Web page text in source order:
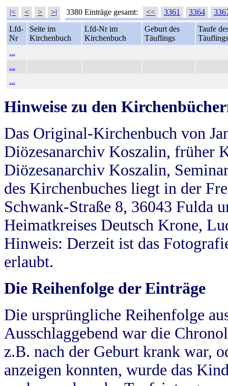
|< < > >| 3380 Einträge gesamt: << 3361 3364
Lfd-
Nr
Seite im
Kirchenbuch
Lfd-Nr im
Kirchenbuch
Geburt des
Täuflings
Taufe
Täuflings
...
...
...
Hinweise zu den
Das Original-Kirchenbuch von
Diözesanarchiv Koszalin, früher
Diözesanarchiv Koszalin,
des Kirchenbuches liegt in der
Schwank-Straße 8, 36043 Fulda
Heimatkreises Deutsch Krone,
Hinweis: Derzeit ist das
erlaubt.
Die Reihenfolge der Einträge
Die ursprüngliche Reihenfolge
Ausschlaggebend war die
z.B. nach der Geburt krank war,
anzeigen konnten, wurde das